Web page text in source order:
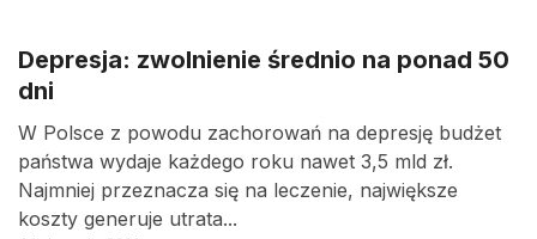
Depresja: zwolnienie średnio na ponad 50
dni
W Polsce z powodu zachorowań na depresję budżet
państwa wydaje każdego roku nawet 3,5 mld zł.
Najmniej przeznacza się na leczenie, największe
koszty generuje utrata...